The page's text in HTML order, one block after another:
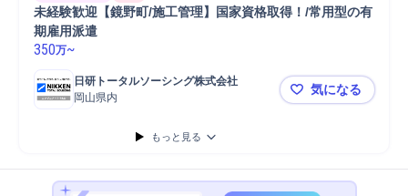
未経験歓迎【鏡野町/施工管理】国家資格取得！/常用型の有
期雇用派遣
350万~
日研トータルソーシング株式会社
岡山県内
未経験歓迎
気になる
もっと見る